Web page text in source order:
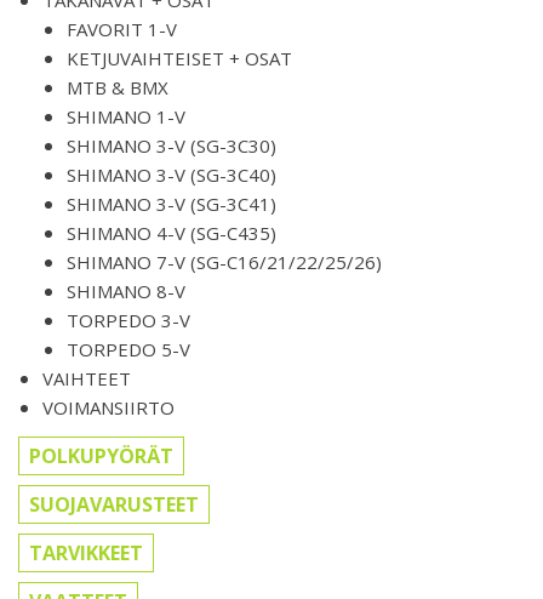
FAVORIT 1-V
KETJUVAIHTEISET + OSAT
MTB & BMX
SHIMANO 1-V
SHIMANO 3-V (SG-3C30)
SHIMANO 3-V (SG-3C40)
SHIMANO 3-V (SG-3C41)
SHIMANO 4-V (SG-C435)
SHIMANO 7-V (SG-C16/21/22/25/26)
SHIMANO 8-V
TORPEDO 3-V
TORPEDO 5-V
VAIHTEET
VOIMANSIIRTO
POLKUPYÖRÄT
SUOJAVARUSTEET
TARVIKKEET